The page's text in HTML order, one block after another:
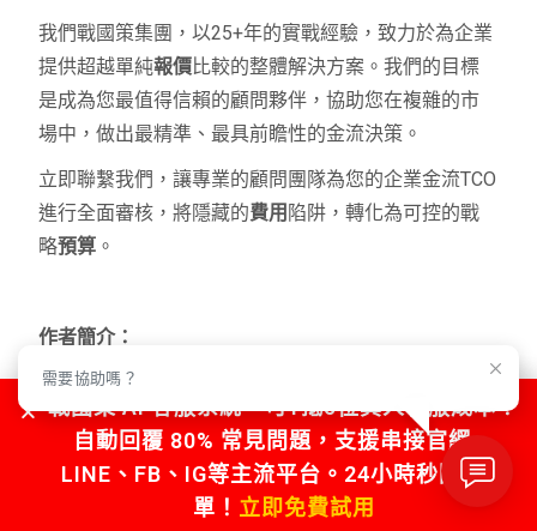
我們戰國策集團，以25+年的實戰經驗，致力於為企業
提供超越單純報價比較的整體解決方案。我們的目標
是成為您最值得信賴的顧問夥伴，協助您在複雜的市
場中，做出最精準、最具前瞻性的金流決策。
立即聯繫我們，讓專業的顧問團隊為您的企業金流TCO
進行全面審核，將隱藏的費用 陷阱，轉化為可控的戰
略預算 。
作者簡介：
本文作者來自
年企業數位轉型與IT策略規劃經驗，專精於網路金流、
雲端架構與資安風險控制。戰國策集團致力於提供企
業全方位的數位解決方案，協助客戶優化營運成本、
戰國策 AI 客服系統，可1抵5位真人客服成本！
自動回覆 80% 常見問題，支援串接官網、
LINE、FB、IG等主流平台。24小時秒回不漏
單！ 立即免費試用
需要協助嗎？